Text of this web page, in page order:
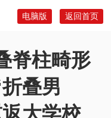
返回首页
电脑版
脊柱畸形
叠男